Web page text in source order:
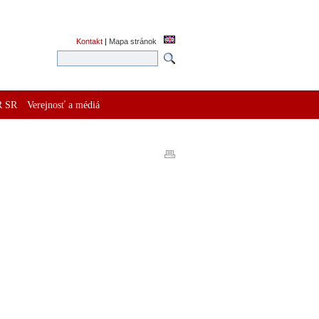
Kontakt | Mapa stránok
SR Verejnosť a médiá